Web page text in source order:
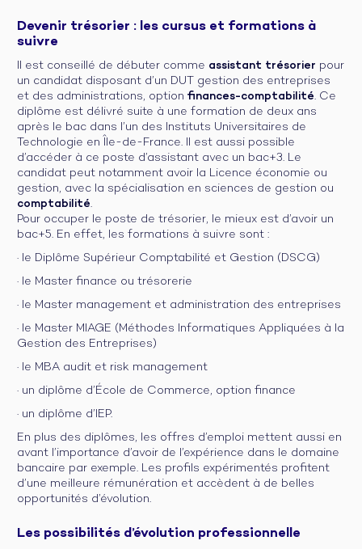
Devenir trésorier : les cursus et formations à
suivre
Il est conseillé de débuter comme assistant trésorier pour
un candidat disposant d’un DUT gestion des entreprises
et des administrations, option finances-comptabilité. Ce
diplôme est délivré suite à une formation de deux ans
après le bac dans l’un des Instituts Universitaires de
Technologie en Île-de-France. Il est aussi possible
d’accéder à ce poste d’assistant avec un bac+3. Le
candidat peut notamment avoir la Licence économie ou
gestion, avec la spécialisation en sciences de gestion ou
comptabilité.
Pour occuper le poste de trésorier, le mieux est d’avoir un
bac+5. En effet, les formations à suivre sont :
· le Diplôme Supérieur Comptabilité et Gestion (DSCG)
· le Master finance ou trésorerie
· le Master management et administration des entreprises
· le Master MIAGE (Méthodes Informatiques Appliquées à la
Gestion des Entreprises)
· le MBA audit et risk management
· un diplôme d’École de Commerce, option finance
· un diplôme d’IEP.
En plus des diplômes, les offres d’emploi mettent aussi en
avant l’importance d’avoir de l’expérience dans le domaine
bancaire par exemple. Les profils expérimentés profitent
d’une meilleure rémunération et accèdent à de belles
opportunités d’évolution.
Les possibilités d’évolution professionnelle